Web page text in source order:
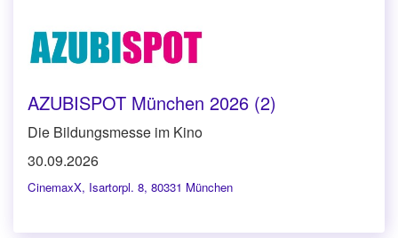
AZUBISPOT München 2026 (2)
Die Bildungsmesse im Kino
30.09.2026
CinemaxX, Isartorpl. 8, 80331 München